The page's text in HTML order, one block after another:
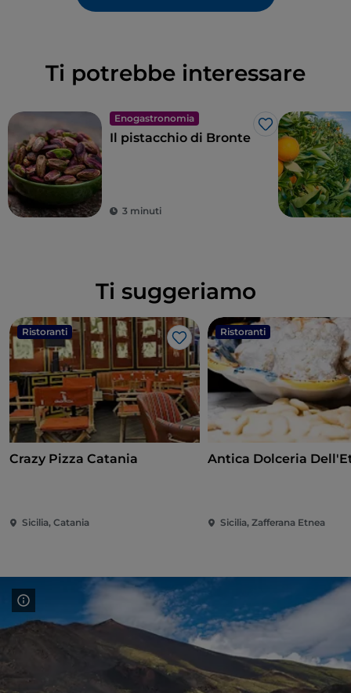
Ti potrebbe interessare
Enogastronomia
Like
Il pistacchio di Bronte
3 minuti
Ti suggeriamo
Ristoranti
Like
Crazy Pizza Catania
Sicilia, Catania
Ristoranti
Antica Dolceria
Sicilia, Zafferana Etnea